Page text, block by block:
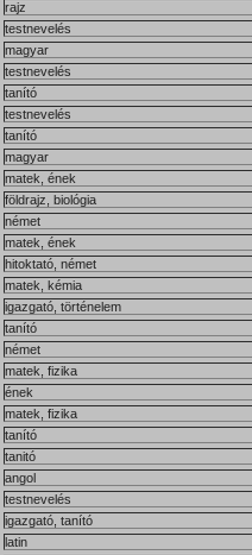
rajz
testnevelés
magyar
testnevelés
tanító
testnevelés
tanító
magyar
matek, ének
földrajz, biológia
német
matek, ének
hitoktató, német
matek, kémia
igazgató, történelem
tanító
német
matek, fizika
ének
matek, fizika
tanító
tanitó
angol
testnevelés
igazgató, tanító
latin